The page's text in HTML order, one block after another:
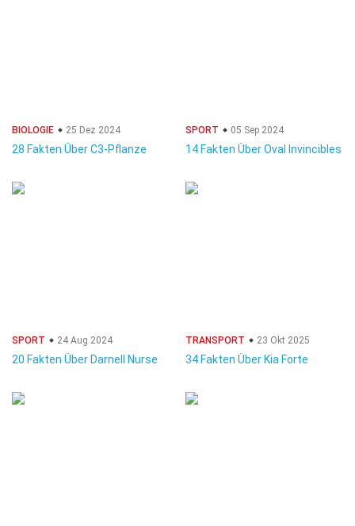
BIOLOGIE 25 Dez 2024
28 Fakten Über C3-Pflanze
SPORT 05 Sep 2024
14 Fakten Über Oval Invincibles
SPORT 24 Aug 2024
20 Fakten Über Darnell Nurse
TRANSPORT 23 Okt 2025
34 Fakten Über Kia Forte